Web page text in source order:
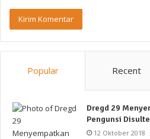
Popular Recent
Dregd 29
Pengunsi
12 Oktober 2018